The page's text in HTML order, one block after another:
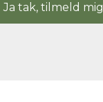
Ja tak, tilmeld mig